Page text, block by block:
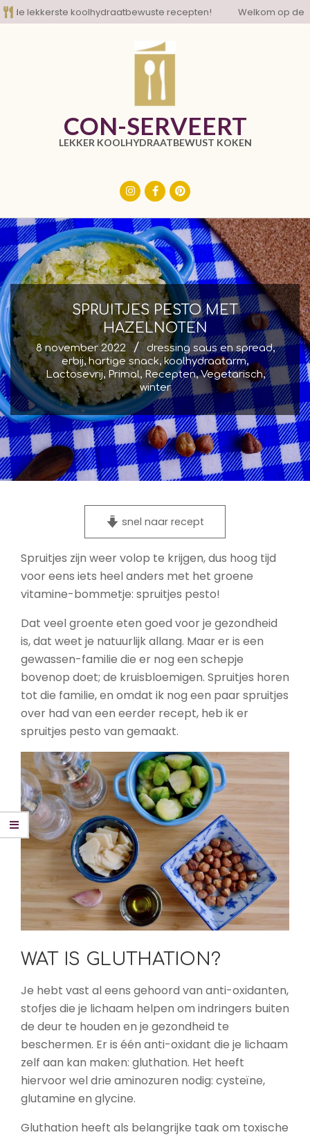
Skip
to
lekkerste koolhydraatbewuste recepten! Welkom op de
CON-SERVEERT
LEKKER KOOLHYDRAATBEWUST KOKEN
SPRUITJES PESTO MET
HAZELNOTEN
8 november 2022 dressing saus en spread,
erbij,hartige snack,koolhydraatarm,
Lactosevrij, Primal,Recepten,Vegetarisch,
winter
snel naar recept
Spruitjes zijn weer volop te krijgen, dus hoog tijd
voor eens iets heel anders met het groene
vitamine-bommetje: spruitjes pesto!
Dat veel groente eten goed voor je gezondheid
is, dat weet je natuurlijk allang. Maar er is een
gewassen-familie die er nog een schepje
bovenop doet; de kruisbloemigen. Spruitjes horen
tot die familie, en omdat ik nog een paar spruitjes
over had van een eerder recept, heb ik er
spruitjes pesto van gemaakt.
WAT IS GLUTHATION?
Je hebt vast al eens gehoord van anti-oxidanten,
stofjes die je lichaam helpen om indringers buiten
de deur te houden en je gezondheid te
beschermen. Er is één anti-oxidant die je lichaam
zelf aan kan maken: gluthation. Het heeft
hiervoor wel drie aminozuren nodig: cysteïne,
glutamine en glycine.
Gluthation heeft als belangrijke taak om toxische